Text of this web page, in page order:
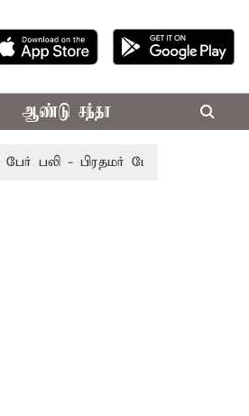
ஆண்டு சந்தா
- பிரதமர் மோடி இரங்கல்